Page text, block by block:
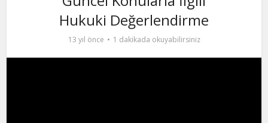
Hukuki Değerlendirme
13 yıl önce 1 dakikada okuyabilirsiniz